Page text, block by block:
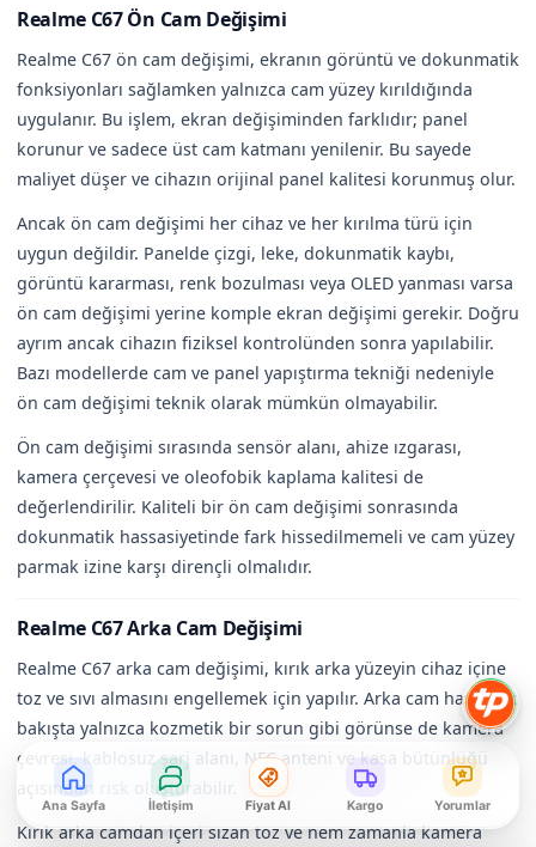
Realme C67 Ön Cam Değişimi
Realme C67 ön cam değişimi, ekranın görüntü ve dokunmatik
fonksiyonları sağlamken yalnızca cam yüzey kırıldığında
uygulanır. Bu işlem, ekran değişiminden farklıdır; panel
korunur ve sadece üst cam katmanı yenilenir. Bu sayede
maliyet düşer ve cihazın orijinal panel kalitesi korunmuş olur.
Ancak ön cam değişimi her cihaz ve her kırılma türü için
uygun değildir. Panelde çizgi, leke, dokunmatik kaybı,
görüntü kararması, renk bozulması veya OLED yanması varsa
ön cam değişimi yerine komple ekran değişimi gerekir. Doğru
ayrım ancak cihazın fiziksel kontrolünden sonra yapılabilir.
Bazı modellerde cam ve panel yapıştırma tekniği nedeniyle
ön cam değişimi teknik olarak mümkün olmayabilir.
Ön cam değişimi sırasında sensör alanı, ahize ızgarası,
kamera çerçevesi ve oleofobik kaplama kalitesi de
değerlendirilir. Kaliteli bir ön cam değişimi sonrasında
dokunmatik hassasiyetinde fark hissedilmemeli ve cam yüzey
parmak izine karşı dirençli olmalıdır.
Realme C67 Arka Cam Değişimi
Realme C67 arka cam değişimi, kırık arka yüzeyin cihaz içine
toz ve sıvı almasını engellemek için yapılır. Arka cam hasarı ilk
bakışta yalnızca kozmetik bir sorun gibi görünse de kamera
çevresi, kablosuz şarj alanı, NFC anteni ve kasa bütünlüğü
açısından risk oluşturabilir.
Kırık arka camdan içeri sızan toz ve nem zamanla kamera
Ana Sayfa İletişim Fiyat Al Kargo Yorumlar